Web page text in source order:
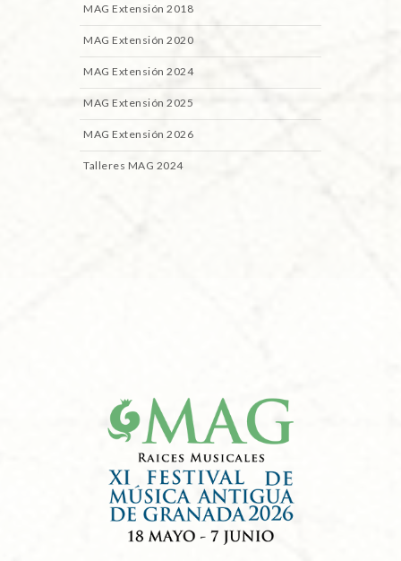
MAG Extensión 2018
MAG Extensión 2020
MAG Extensión 2024
MAG Extensión 2025
MAG Extensión 2026
Talleres MAG 2024